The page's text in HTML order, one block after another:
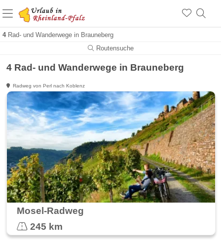
4Rad- und Wanderwege in Brauneberg
Routensuche
+1.500 Unterkünfte in Rheinland-Pfalz
+1.000 Sehenswürdigkeiten
4 Rad- und Wanderwege in Brauneberg
Radweg von Perl nach Koblenz
Mosel-Radweg
245 km